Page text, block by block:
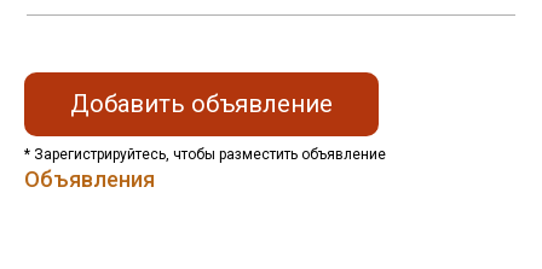
Добавить объявление
* Зарегистрируйтесь, чтобы разместить объявление
Объявления